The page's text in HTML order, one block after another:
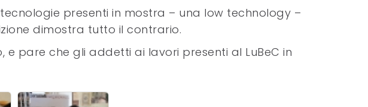
presenti in mostra – una low technology –
dimostra tutto il contrario.
pare che gli addetti ai lavori presenti al LuBeC in